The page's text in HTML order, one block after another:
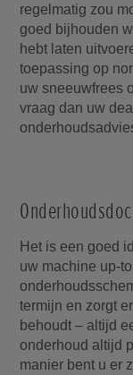
regelmatig zou
goed bijhouden
hebt laten
toepassing op
uw sneeuwfrees
vraag dan uw
Het is een goed
uw machine up-
termijn en zorgt
behoudt – altijd
onderhoud altijd
manier bent u er